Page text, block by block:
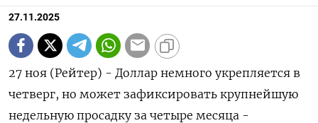
27.11.2025
27 ноя (Рейтер) - Доллар немного укрепляется в
четверг, но может зафиксировать крупнейшую
недельную просадку за четыре месяца -